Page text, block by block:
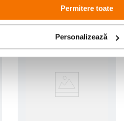
Permitere toate
Personalizează
și